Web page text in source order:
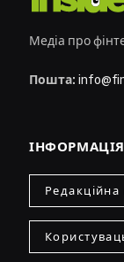
Медіа про
Пошта:
ІНФОРМАЦІЯ
Редакційна